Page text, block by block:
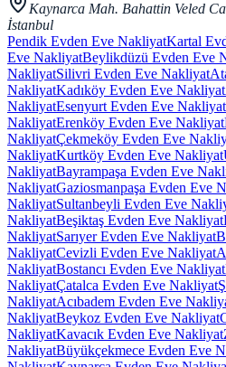
Kaynarca Mah. Bahattin Veled
İstanbul
Pendik Evden Eve NakliyatKartal
Eve NakliyatBeylikdüzü Evden Eve
NakliyatSilivri Evden Eve Nakliyat
NakliyatKadıköy Evden Eve Nakliyat
NakliyatEsenyurt Evden Eve Nakliyat
NakliyatErenköy Evden Eve Nakliyat
NakliyatÇekmeköy Evden Eve
NakliyatKurtköy Evden Eve Nakliyat
NakliyatBayrampaşa Evden Eve
NakliyatGaziosmanpaşa Evden Eve
NakliyatSultanbeyli Evden Eve
NakliyatBeşiktaş Evden Eve Nakliyat
NakliyatSarıyer Evden Eve Nakliyat
NakliyatCevizli Evden Eve Nakliyat
NakliyatBostancı Evden Eve Nakliyat
NakliyatÇatalca Evden Eve Nakliyat
NakliyatAcıbadem Evden Eve
NakliyatBeykoz Evden Eve Nakliyat
NakliyatKavacık Evden Eve Nakliyat
NakliyatBüyükçekmece Evden Eve